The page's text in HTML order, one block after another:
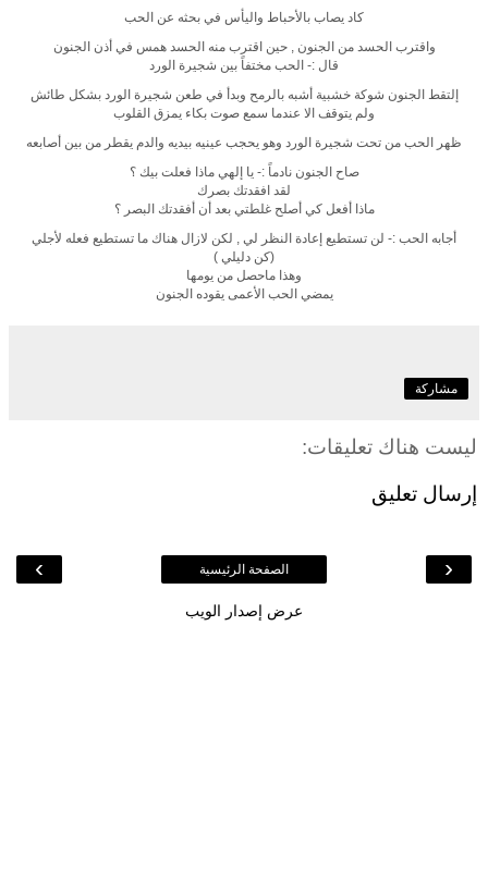
كاد يصاب بالأحباط واليأس في بحثه عن الحب
واقترب الحسد من الجنون , حين اقترب منه الحسد همس في أذن الجنون
قال :- الحب مختفاً بين شجيرة الورد
إلتقط الجنون شوكة خشبية أشبه بالرمح وبدأ في طعن شجيرة الورد بشكل طائش
ولم يتوقف الا عندما سمع صوت بكاء يمزق القلوب
ظهر الحب من تحت شجيرة الورد وهو يحجب عينيه بيديه والدم يقطر من بين أصابعه
صاح الجنون نادماً :- يا إلهي ماذا فعلت بيك ؟
لقد افقدتك بصرك
ماذا أفعل كي أصلح غلطتي بعد أن أفقدتك البصر ؟
أجابه الحب :- لن تستطيع إعادة النظر لي , لكن لازال هناك ما تستطيع فعله لأجلي
(كن دليلي )
وهذا ماحصل من يومها
يمضي الحب الأعمى يقوده الجنون
مشاركة
ليست هناك تعليقات:
إرسال تعليق
‹
› الصفحة الرئيسية
عرض إصدار الويب